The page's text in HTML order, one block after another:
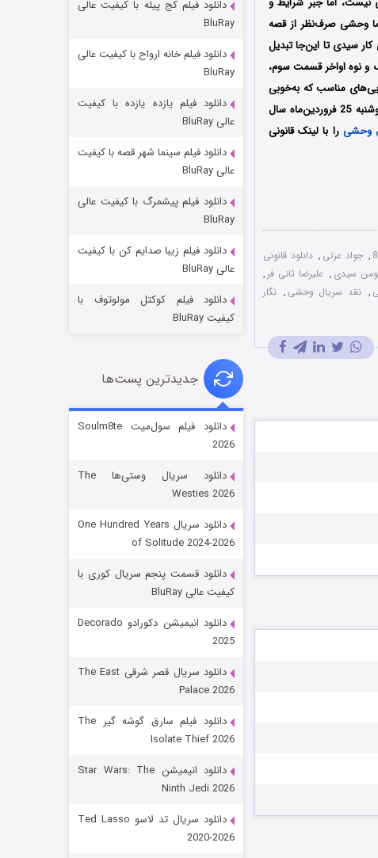
وحشی صرف‌نظر از قصه
سیدی تا این‌جا تبدیل
و نوه اواخر قسمت سوم،
مناسب که به‌خوبی
سریال وحشی از دوشنبه 25 فروردین‌ماه سال
را با لینک قانونی
, جواد عزتی , دانلود قانونی
سیدی , علیرضا ثانی فر ,
, نقد سریال وحشی , نگار
خاندان اژدها فصل ۳
جادوگری در مغولستان
قسمت6 (زیرنویس)
رویایی برای تو
قسمت15 (دوبله)
دانلود فیلم کج‌ پیله با کیفیت عالی
BluRay
دانلود فیلم خانه ارواح با کیفیت عالی
BluRay
دانلود فیلم یازده یازده با کیفیت
عالی BluRay
دانلود فیلم سینما شهر قصه با کیفیت
عالی BluRay
دانلود فیلم پیشمرگ با کیفیت عالی
BluRay
دانلود فیلم زیبا صدایم کن با کیفیت
عالی BluRay
دانلود فیلم کوکتل مولوتوف با
کیفیت BluRay
جدیدترین پست‌ها
دانلود فیلم سول‌میت Soulm8te
2026
دانلود سریال وستی‌ها The
Westies 2026
دانلود سریال One Hundred Years
of Solitude 2024-2026
دانلود قسمت پنجم سریال کوری با
کیفیت عالی BluRay
دانلود انیمیشن دکورادو Decorado
2025
دانلود سریال قصر شرقی The East
Palace 2026
دانلود فیلم سارق گوشه گیر The
Isolate Thief 2026
دانلود انیمیشن Star Wars: The
Ninth Jedi 2026
دانلود سریال تد لاسو Ted Lasso
2020-2026